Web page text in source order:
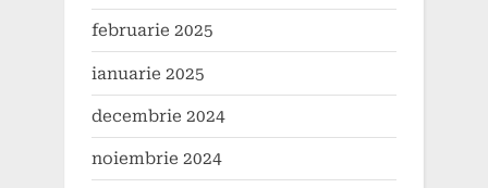
februarie 2025
ianuarie 2025
decembrie 2024
noiembrie 2024